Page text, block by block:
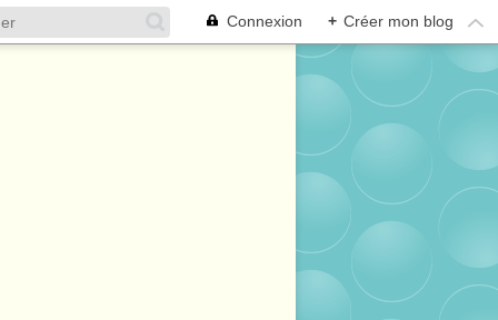
Connexion + Créer mon blog